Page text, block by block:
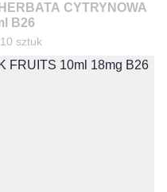
CYTRYNOWA
B26
sztuk